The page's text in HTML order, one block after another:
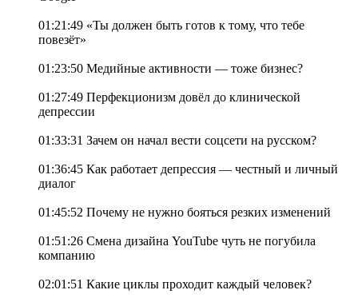
01:21:49 «Ты должен быть готов к тому, что тебе
повезёт»
01:23:50 Медийные активности — тоже бизнес?
01:27:49 Перфекционизм довёл до клинической
депрессии
01:33:31 Зачем он начал вести соцсети на русском?
01:36:45 Как работает депрессия — честный и личный
диалог
01:45:52 Почему не нужно бояться резких изменений
01:51:26 Смена дизайна YouTube чуть не погубила
компанию
02:01:51 Какие циклы проходит каждый человек?